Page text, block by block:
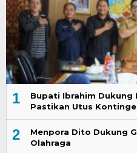
1
Bupati Ibrahim Dukung
Pastikan Utus
2
Menpora Dito Dukung
Olahraga